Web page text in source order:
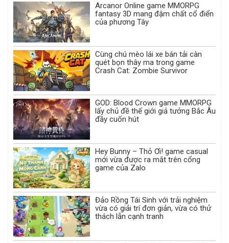
Arcanor Online game MMORPG
fantasy 3D mang đậm chất cổ điển
của phương Tây
Cùng chú mèo lái xe bán tải càn
quét bọn thây ma trong game
Crash Cat: Zombie Survivor
GOD: Blood Crown game MMORPG
lấy chủ đề thế giới giả tưởng Bắc Âu
đầy cuốn hút
Hey Bunny – Thỏ Ơi! game casual
mới vừa được ra mắt trên cổng
game của Zalo
Đảo Rồng Tái Sinh với trải nghiệm
vừa có giải trí đơn giản, vừa có thử
thách lẫn cạnh tranh